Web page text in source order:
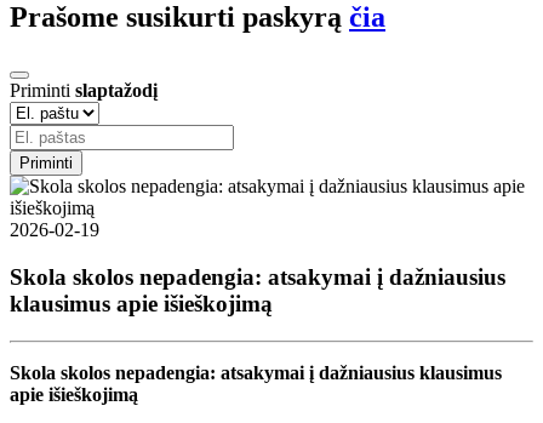
Prašome susikurti paskyrą čia
Priminti slaptažodį
Priminti
2026-02-19
Skola skolos nepadengia: atsakymai į dažniausius
klausimus apie išieškojimą
Skola skolos nepadengia: atsakymai į dažniausius klausimus
apie išieškojimą